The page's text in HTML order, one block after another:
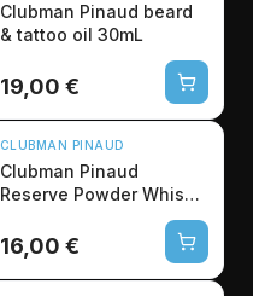
Clubman Pinaud beard
& tattoo oil 30mL
19,00 €
CLUBMAN PINAUD
Clubman Pinaud
Reserve Powder Whisky
Woods 255g - Poudre
Barbier
16,00 €